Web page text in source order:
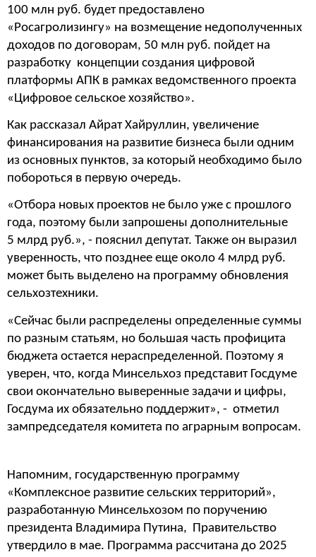
100 млн руб. будет предоставлено
«Росагролизингу» на возмещение недополученных
доходов по договорам, 50 млн руб. пойдет на
разработку концепции создания цифровой
платформы АПК в рамках ведомственного проекта
«Цифровое сельское хозяйство».
Как рассказал Айрат Хайруллин, увеличение
финансирования на развитие бизнеса были одним
из основных пунктов, за который необходимо было
побороться в первую очередь.
«Отбора новых проектов не было уже с прошлого
года, поэтому были запрошены дополнительные
5 млрд руб.», - пояснил депутат. Также он выразил
уверенность, что позднее еще около 4 млрд руб.
может быть выделено на программу обновления
сельхозтехники.
«Сейчас были распределены определенные суммы
по разным статьям, но большая часть профицита
бюджета остается нераспределенной. Поэтому я
уверен, что, когда Минсельхоз представит Госдуме
свои окончательно выверенные задачи и цифры,
Госдума их обязательно поддержит», - отметил
зампредседателя комитета по аграрным вопросам.
Напомним, государственную программу
«Комплексное развитие сельских территорий»,
разработанную Минсельхозом по поручению
президента Владимира Путина, Правительство
утвердило в мае. Программа рассчитана до 2025